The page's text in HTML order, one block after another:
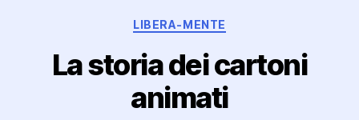
Categorie
LIBERA-MENTE
La storia dei cartoni
animati